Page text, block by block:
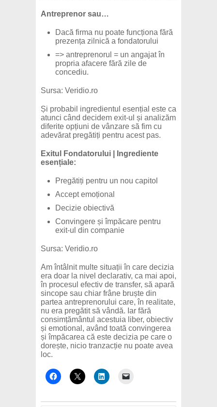
Antreprenor sau…
Dacă firma nu poate funcționa fără
prezența zilnică a fondatorului
=> antreprenorul = un angajat în
propria afacere fără zile de
concediu.
Sursa: Veridio.ro
Și probabil ingredientul esențial este ca
atunci când decidem exit-ul și analizăm
diferite opțiuni de vânzare să fim cu
adevărat pregătiți pentru acest pas.
Exitul Fondatorului | Ingrediente
esențiale:
Pregătiți pentru un nou capitol
Accept emoțional
Decizie obiectivă
Convingere și împăcare pentru
exit-ul din companie
Sursa: Veridio.ro
Am întâlnit multe situații în care decizia
era doar la nivel declarativ, ca mai apoi,
în procesul efectiv de transfer, să apară
sincope sau chiar frâne bruște din
partea antreprenorului care, în realitate,
nu era pregătit să vândă. Iar fără
consimțământul acestuia liber, obiectiv
și emotional, având toată convingerea
și împăcarea că este decizia pe care o
dorește, nicio tranzacție nu poate avea
loc.